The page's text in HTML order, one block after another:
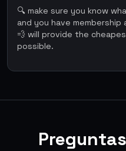
🔍 make sure you know
and you have membership
💨 will provide the
possible.